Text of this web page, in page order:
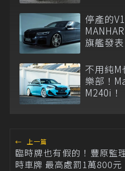
停產的
旗艦發表
不用純
樂部！
M240i！
← 上一篇
臨時牌也有假的！豐原監
時車牌 最高處罰1萬800元